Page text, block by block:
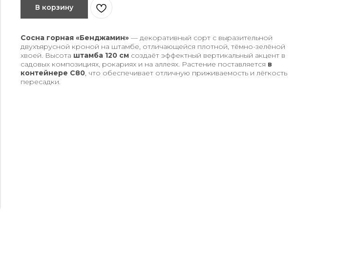
В корзину
Сосна горная «Бенджамин» — декоративный сорт с выразительной
двухъярусной кроной на штамбе, отличающейся плотной, тёмно-зелёной
хвоей. Высота штамба 120 см создаёт эффектный вертикальный акцент в
садовых композициях, рокариях и на аллеях. Растение поставляется в
контейнере С80, что обеспечивает отличную приживаемость и лёгкость
пересадки.